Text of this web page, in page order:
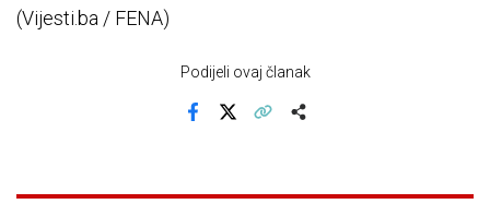
(Vijesti.ba / FENA)
Podijeli ovaj članak